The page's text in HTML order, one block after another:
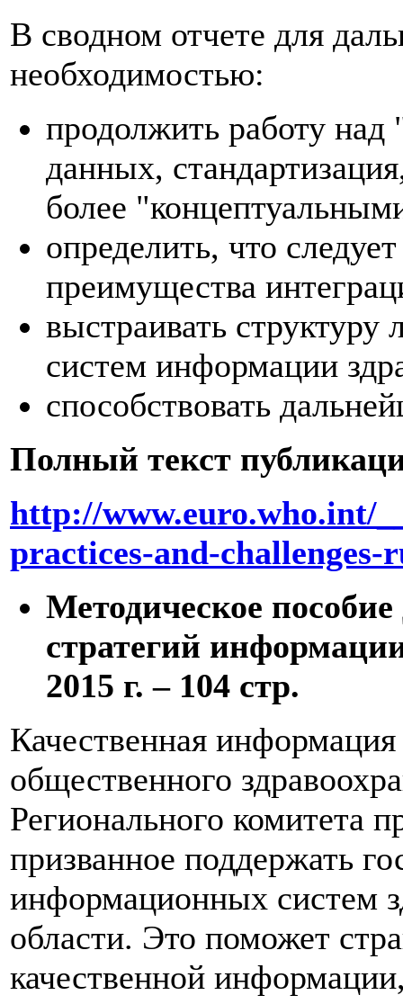
В сводном отчете для
необходимостью:
продолжить работу
данных,
более
определить, что
преимущества
выстраивать
систем информации
способствовать
Полный текст
http://www.euro.who.int/
practices-and-challenges-
Методическое
стратегий
2015 г. – 104 стр.
Качественная
общественного
Регионального комитета
призванное поддержать
информационных систем
области. Это поможет
качественной